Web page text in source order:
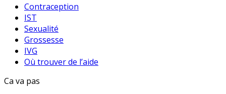
Contraception
IST
Sexualité
Grossesse
IVG
Où trouver de l’aide
Ca va pas